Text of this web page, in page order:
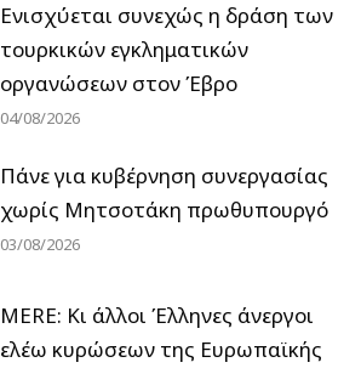
Ενισχύεται συνεχώς η δράση των
τουρκικών εγκληματικών
οργανώσεων στον Έβρο
04/08/2026
Πάνε για κυβέρνηση συνεργασίας
χωρίς Μητσοτάκη πρωθυπουργό
03/08/2026
MERE: Κι άλλοι Έλληνες άνεργοι
ελέω κυρώσεων της Ευρωπαϊκής